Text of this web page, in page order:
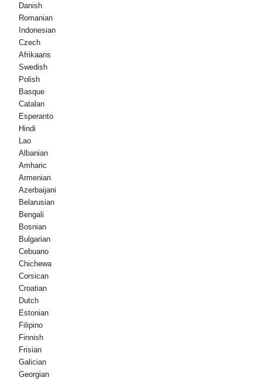
Danish
Romanian
Indonesian
Czech
Afrikaans
Swedish
Polish
Basque
Catalan
Esperanto
Hindi
Lao
Albanian
Amharic
Armenian
Azerbaijani
Belarusian
Bengali
Bosnian
Bulgarian
Cebuano
Chichewa
Corsican
Croatian
Dutch
Estonian
Filipino
Finnish
Frisian
Galician
Georgian